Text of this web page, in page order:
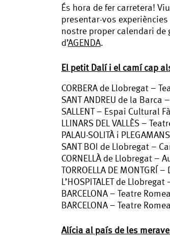
És hora de fer carretera!
presentar-vos
nostre proper calendari
d’AGENDA.
El petit Dalí i el camí cap
CORBERA de Llobregat –
SANT ANDREU de la
SALLENT – Espai Cultural
LLINARS DEL VALLÈS –
PALAU-SOLITÀ i
SANT BOI de Llobregat –
CORNELLÀ de Llobregat –
TORROELLA DE
L’HOSPITALET de
BARCELONA – Teatre
BARCELONA – Teatre
Alícia al país de les